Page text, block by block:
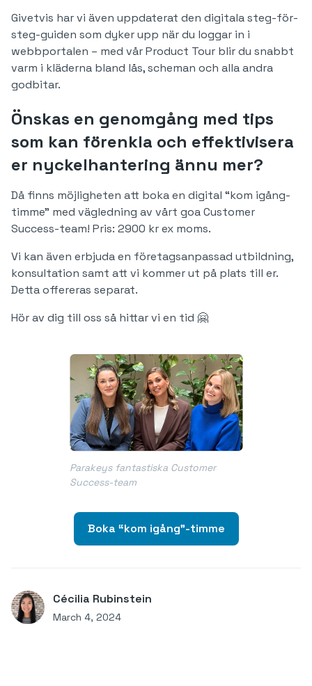
Givetvis har vi även uppdaterat den digitala steg-för-
steg-guiden som dyker upp när du loggar in i
webbportalen – med vår Product Tour blir du snabbt
varm i kläderna bland lås, scheman och alla andra
godbitar.
Önskas en genomgång med tips
som kan förenkla och effektivisera
er nyckelhantering ännu mer?
Då finns möjligheten att boka en digital “kom igång-
timme” med vägledning av vårt goa Customer
Success-team! Pris: 2900 kr ex moms.
Vi kan även erbjuda en företagsanpassad utbildning,
konsultation samt att vi kommer ut på plats till er.
Detta offereras separat.
Hör av dig till oss så hittar vi en tid 🤗
Parakeys fantastiska Customer
Success-team
Boka “kom igång"-timme
Cécilia Rubinstein
March 4, 2024